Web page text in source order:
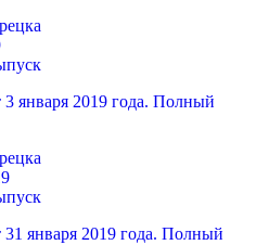
января 2019 года. Полный
января 2019 года. Полный